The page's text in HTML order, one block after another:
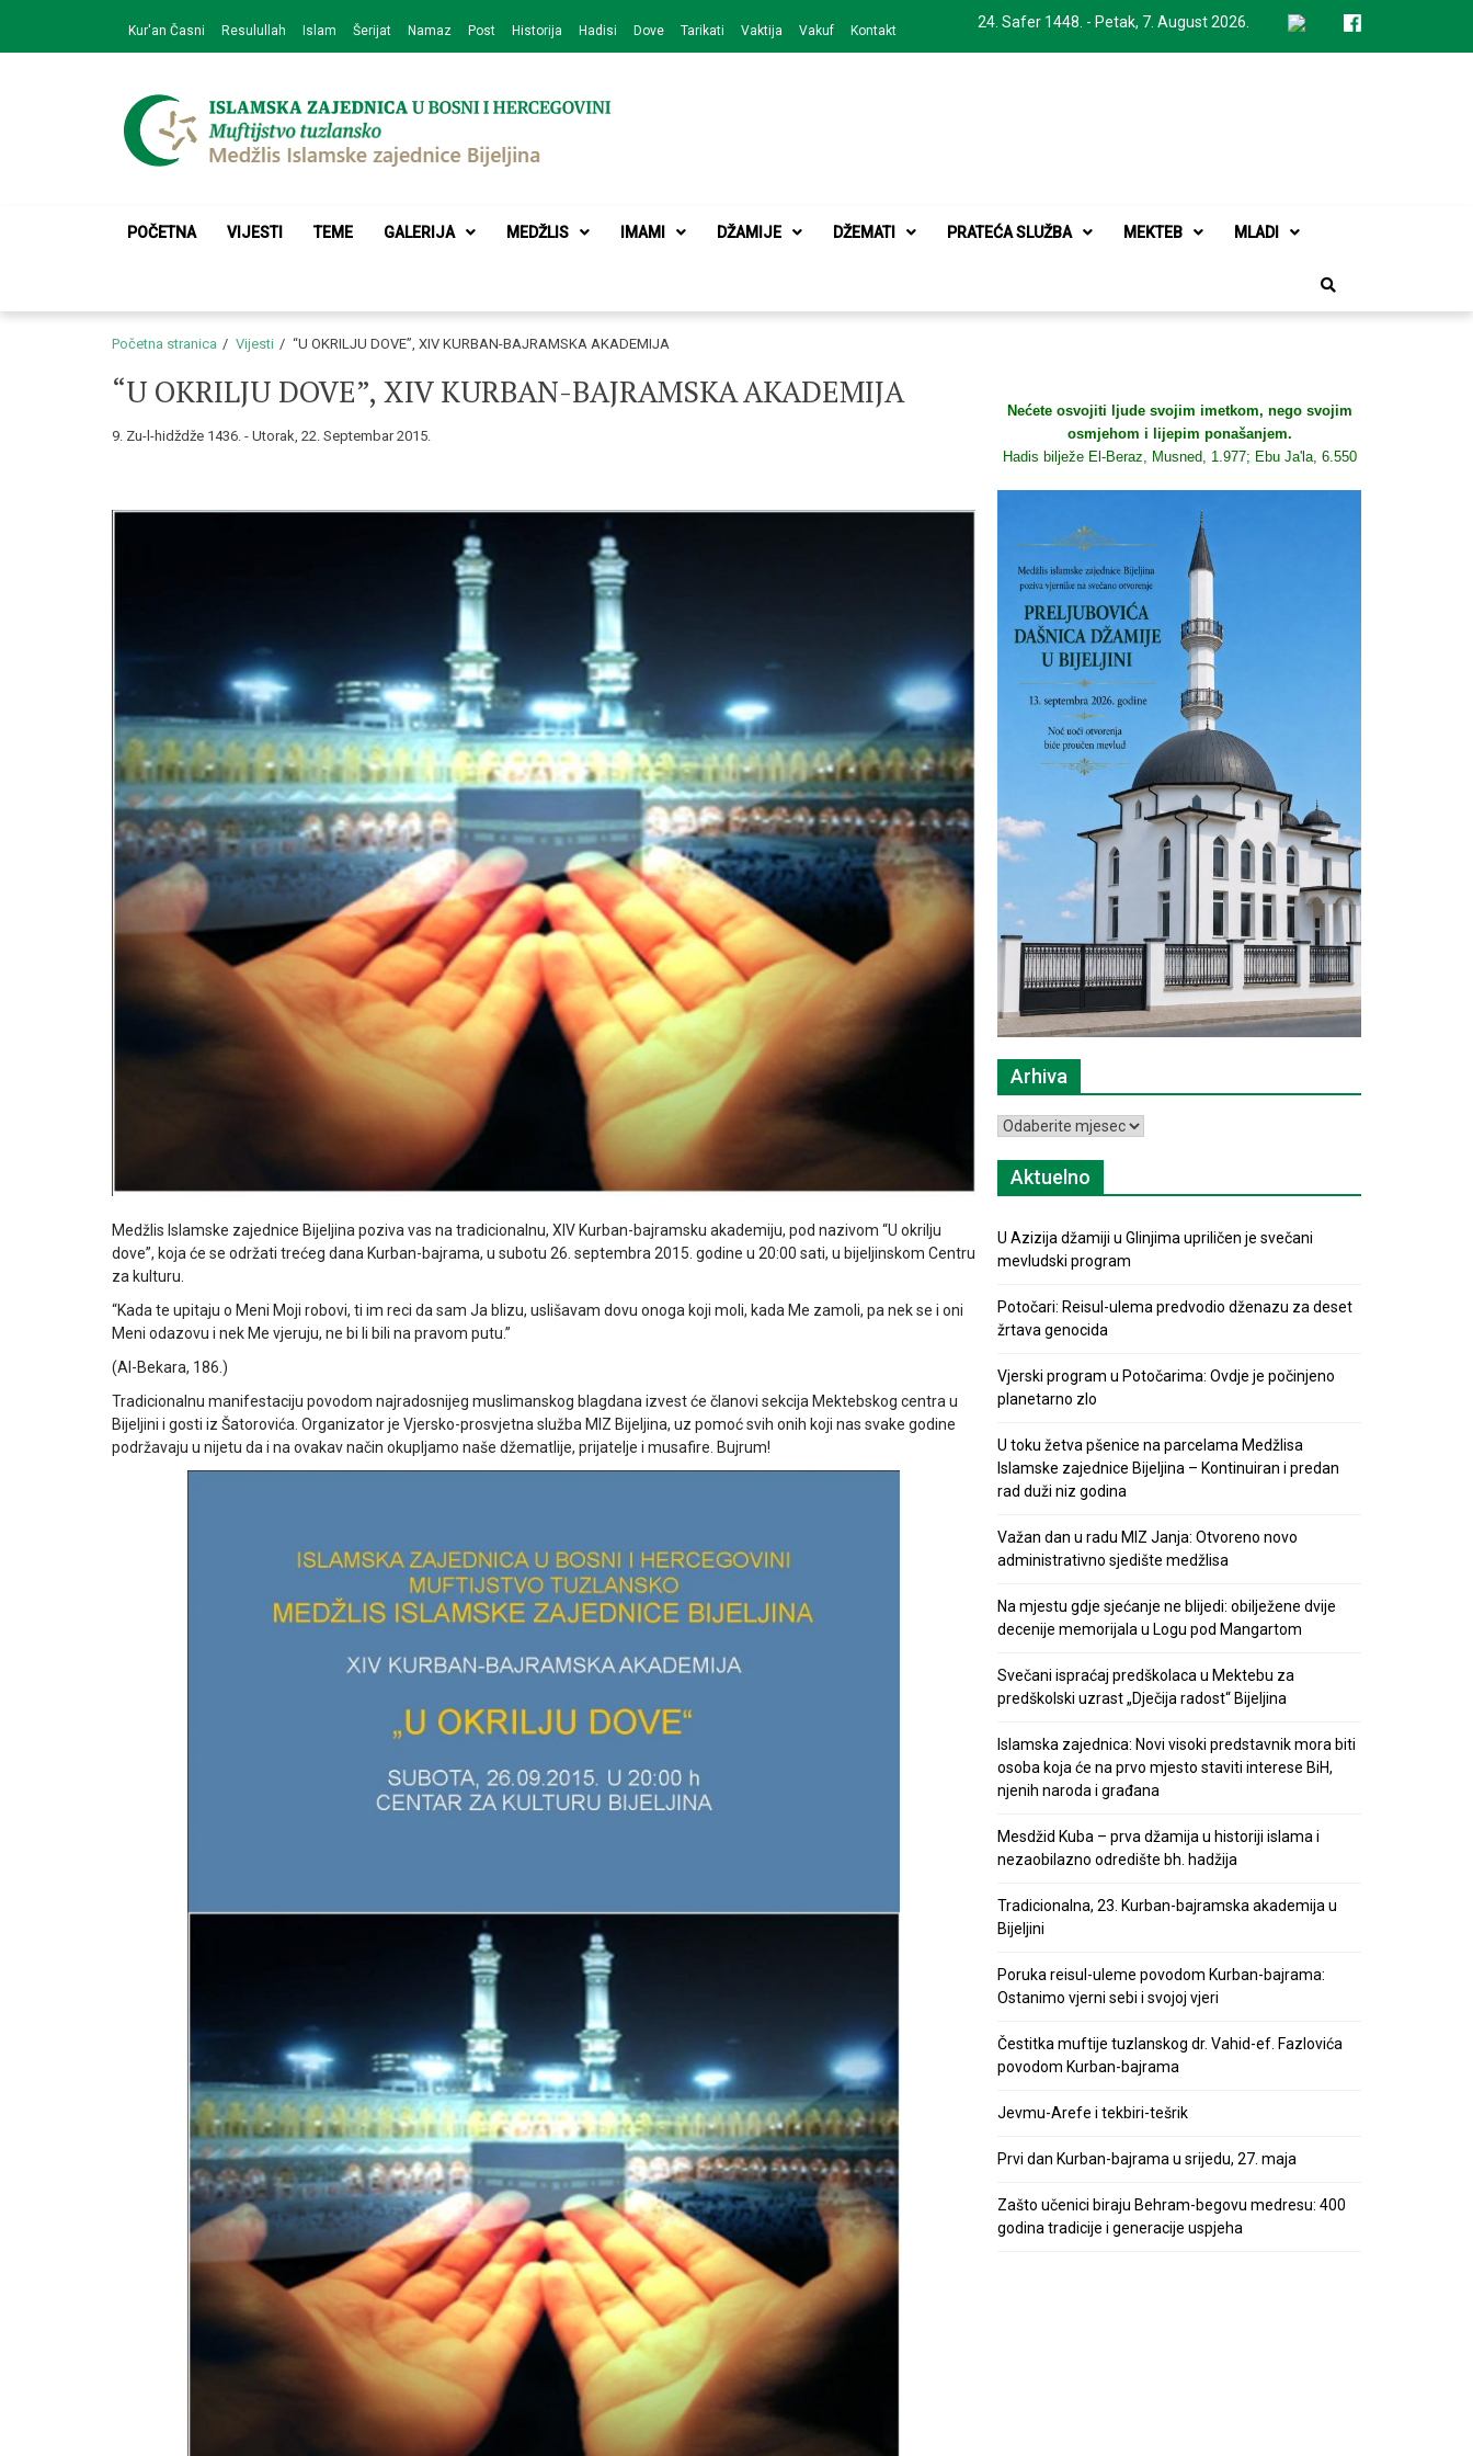
navigation
content
24. Safer 1448. - Petak, 7. August 2026.
Kur'an Časni Resulullah Islam Šerijat Namaz Post Historija Hadisi Dove Tarikati Vaktija Vakuf Kontakt
Medžlis Islamske zajednice Bijeljina
POČETNA VIJESTI TEME GALERIJA MEDŽLIS IMAMI DŽAMIJE DŽEMATI PRATEĆA SLUŽBA MEKTEB MLADI
Početna stranica Vijesti “U OKRILJU DOVE”, XIV KURBAN-BAJRAMSKA AKADEMIJA
“U OKRILJU DOVE”, XIV KURBAN-BAJRAMSKA AKADEMIJA
9. Zu-l-hidždže 1436. - Utorak, 22. Septembar 2015.
Medžlis Islamske zajednice Bijeljina poziva vas na tradicionalnu, XIV Kurban-bajramsku akademiju, pod nazivom “U okrilju
dove”, koja će se održati trećeg dana Kurban-bajrama, u subotu 26. septembra 2015. godine u 20:00 sati, u bijeljinskom Centru
za kulturu.
“Kada te upitaju o Meni Moji robovi, ti im reci da sam Ja blizu, uslišavam dovu onoga koji moli, kada Me zamoli, pa nek se i oni
Meni odazovu i nek Me vjeruju, ne bi li bili na pravom putu.”
(Al-Bekara, 186.)
Tradicionalnu manifestaciju povodom najradosnijeg muslimanskog blagdana izvest će članovi sekcija Mektebskog centra u
Bijeljini i gosti iz Šatorovića. Organizator je Vjersko-prosvjetna služba MIZ Bijeljina, uz pomoć svih onih koji nas svake godine
podržavaju u nijetu da i na ovakav način okupljamo naše džematlije, prijatelje i musafire. Bujrum!
Nećete osvojiti ljude svojim imetkom, nego svojim
osmjehom i lijepim ponašanjem.
Hadis bilježe El-Beraz, Musned, 1.977; Ebu Ja'la, 6.550
Arhiva
Arhiva
Aktuelno
U Azizija džamiji u Glinjima upriličen je svečani
mevludski program
Potočari: Reisul-ulema predvodio dženazu za deset
žrtava genocida
Vjerski program u Potočarima: Ovdje je počinjeno
planetarno zlo
U toku žetva pšenice na parcelama Medžlisa
Islamske zajednice Bijeljina – Kontinuiran i predan
rad duži niz godina
Važan dan u radu MIZ Janja: Otvoreno novo
administrativno sjedište medžlisa
Na mjestu gdje sjećanje ne blijedi: obilježene dvije
decenije memorijala u Logu pod Mangartom
Svečani ispraćaj predškolaca u Mektebu za
predškolski uzrast „Dječija radost“ Bijeljina
Islamska zajednica: Novi visoki predstavnik mora biti
osoba koja će na prvo mjesto staviti interese BiH,
njenih naroda i građana
Mesdžid Kuba – prva džamija u historiji islama i
nezaobilazno odredište bh. hadžija
Tradicionalna, 23. Kurban-bajramska akademija u
Bijeljini
Poruka reisul-uleme povodom Kurban-bajrama:
Ostanimo vjerni sebi i svojoj vjeri
Čestitka muftije tuzlanskog dr. Vahid-ef. Fazlovića
povodom Kurban-bajrama
Jevmu-Arefe i tekbiri-tešrik
Prvi dan Kurban-bajrama u srijedu, 27. maja
Zašto učenici biraju Behram-begovu medresu: 400
godina tradicije i generacije uspjeha